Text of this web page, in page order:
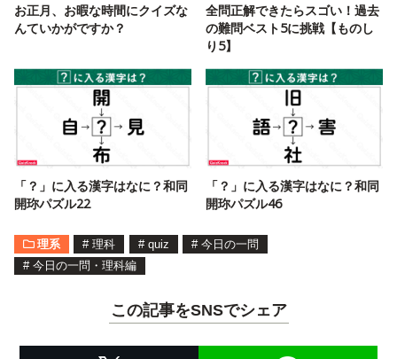
お正月、お暇な時間にクイズな
んていかがですか？
全問正解できたらスゴい！過去
の難問ベスト5に挑戦【ものし
り5】
「？」に入る漢字はなに？和同
開珎パズル22
「？」に入る漢字はなに？和同
開珎パズル46
理系 # 理科 # quiz # 今日の一問
# 今日の一問・理科編
この記事をSNSでシェア